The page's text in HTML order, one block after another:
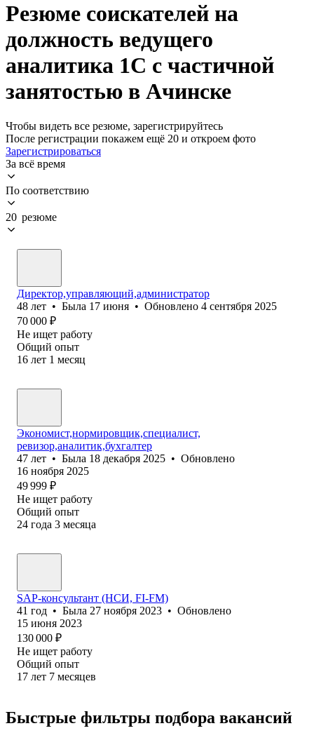
Резюме соискателей на
должность ведущего
аналитика 1С с частичной
занятостью в Ачинске
Чтобы видеть все резюме, зарегистрируйтесь
После регистрации покажем ещё 20 и откроем фото
Зарегистрироваться
За всё время
По соответствию
20 резюме
Директор,управляющий,администратор
48 лет • Была 17 июня • Обновлено 4 сентября 2025
70 000 ₽
Не ищет работу
Общий опыт
16 лет 1 месяц
Экономист,нормировщик,специалист,
ревизор,аналитик,бухгалтер
47 лет • Была 18 декабря 2025 • Обновлено
16 ноября 2025
49 999 ₽
Не ищет работу
Общий опыт
24 года 3 месяца
SAP-консультант (НСИ, FI-FM)
41 год • Была 27 ноября 2023 • Обновлено
15 июня 2023
130 000 ₽
Не ищет работу
Общий опыт
17 лет 7 месяцев
Быстрые фильтры подбора вакансий